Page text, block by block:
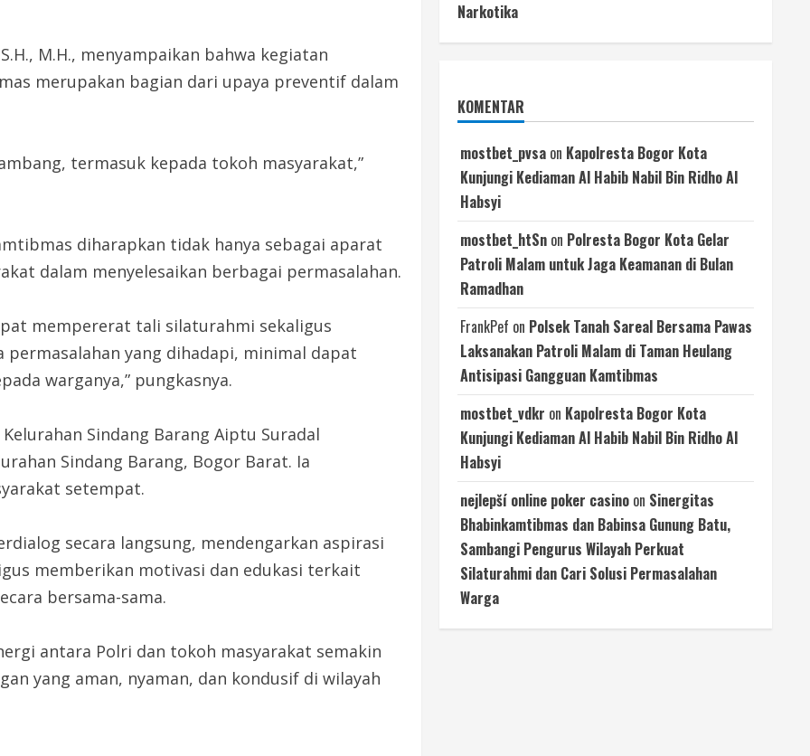
M.H., menyampaikan bahwa kegiatan
merupakan bagian dari upaya preventif dalam
termasuk kepada tokoh masyarakat,”
diharapkan tidak hanya sebagai aparat
dalam menyelesaikan berbagai permasalahan.
mempererat tali silaturahmi sekaligus
yang dihadapi, minimal dapat
warganya,” pungkasnya.
Sindang Barang Aiptu Suradal
Sindang Barang, Bogor Barat. Ia
setempat.
secara langsung, mendengarkan aspirasi
memberikan motivasi dan edukasi terkait
bersama-sama.
antara Polri dan tokoh masyarakat semakin
yang aman, nyaman, dan kondusif di wilayah
Narkotika
KOMENTAR
mostbet_pvsa on Kapolresta Bogor Kota
Kunjungi Kediaman Al Habib Nabil Bin Ridho Al
Habsyi
mostbet_htSn on Polresta Bogor Kota Gelar
Patroli Malam untuk Jaga Keamanan di Bulan
Ramadhan
FrankPef on Polsek Tanah Sareal Bersama Pawas
Laksanakan Patroli Malam di Taman Heulang
Antisipasi Gangguan Kamtibmas
mostbet_vdkr on Kapolresta Bogor Kota
Kunjungi Kediaman Al Habib Nabil Bin Ridho Al
Habsyi
nejlepší online poker casino on Sinergitas
Bhabinkamtibmas dan Babinsa Gunung Batu,
Sambangi Pengurus Wilayah Perkuat
Silaturahmi dan Cari Solusi Permasalahan
Warga